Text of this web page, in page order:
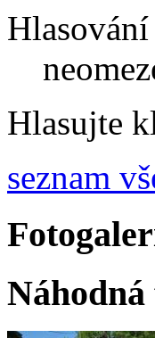
Hlasujte
seznam